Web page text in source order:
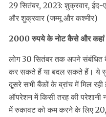
29 सितंबर, 2023: शुक्रवार, ईद-
और शुक्रवार (जम्मू और कश्मीर)
2000 रुपये के नोट कैसे और कहां
लोग 30 सितंबर तक अपने संबंधित
कर सकते हैं या बदल सकते हैं। ये
दूसरे सभी बैंकों के ब्रांच में मिल
ऑपरेशन में किसी तरह की
में रुकावट को कम करने के लिए